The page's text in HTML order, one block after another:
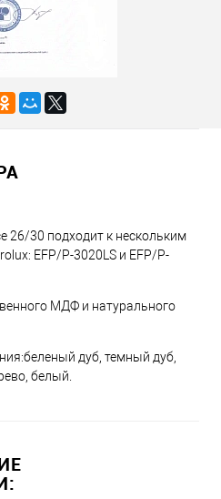
26/30 подходит к нескольким
EFP/P-3020LS и EFP/P-
МДФ и натурального
дуб, темный дуб,
белый.